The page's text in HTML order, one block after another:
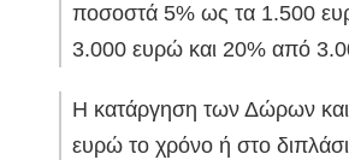
ποσοστά 5% ως τα 1.500
3.000 ευρώ και 20% από
Η κατάργηση των Δώρων και
ευρώ το χρόνο ή στο